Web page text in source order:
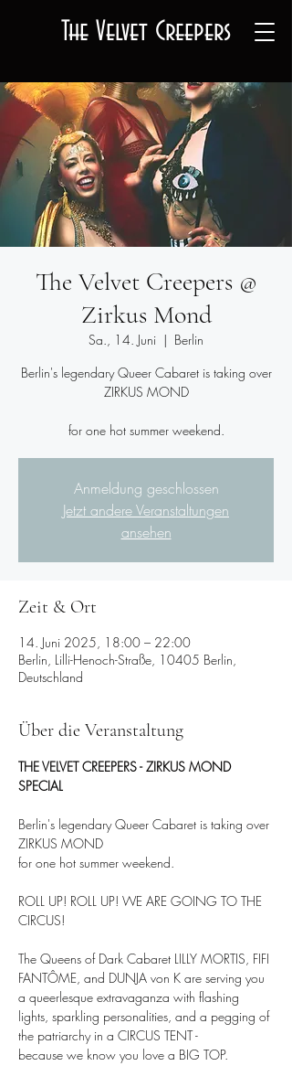
The Velvet Creepers
The Velvet Creepers @
Zirkus Mond
Sa., 14. Juni
  |
Berlin
Berlin's legendary Queer Cabaret is taking over
ZIRKUS MOND
for one hot summer weekend.
Anmeldung geschlossen
Jetzt andere Veranstaltungen
ansehen
Zeit & Ort
14. Juni 2025, 18:00 – 22:00
Berlin, Lilli-Henoch-Straße, 10405 Berlin,
Deutschland
Über die Veranstaltung
THE VELVET CREEPERS - ZIRKUS MOND
SPECIAL
Berlin's legendary Queer Cabaret is taking over
ZIRKUS MOND
for one hot summer weekend.
ROLL UP! ROLL UP! WE ARE GOING TO THE
CIRCUS!
The Queens of Dark Cabaret LILLY MORTIS, FIFI
FANTÔME, and DUNJA von K are serving you
a queerlesque extravaganza with flashing
lights, sparkling personalities, and a pegging of
the patriarchy in a CIRCUS TENT -
because we know you love a BIG TOP.